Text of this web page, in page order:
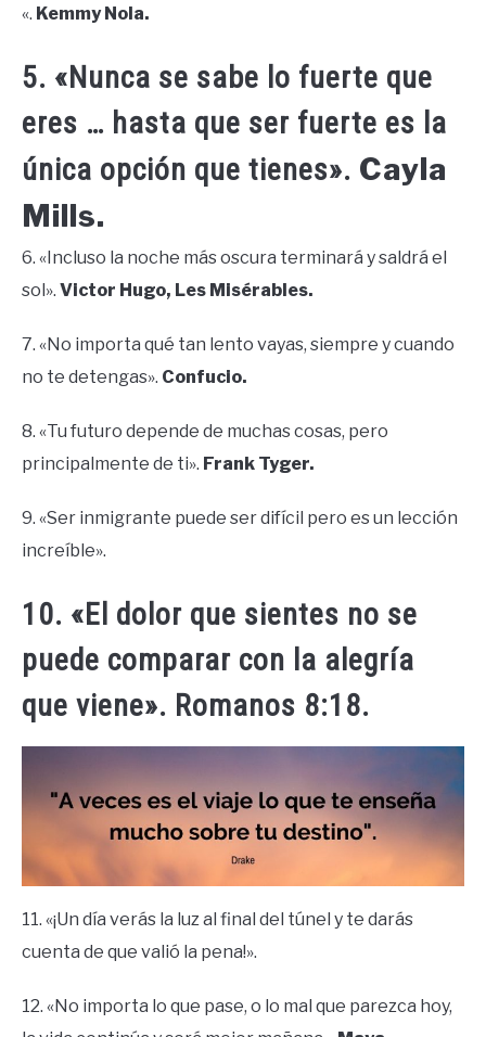
«. Kemmy Nola.
5. «Nunca se sabe lo fuerte que
eres … hasta que ser fuerte es la
única opción que tienes». Cayla
Mills.
6. «Incluso la noche más oscura terminará y saldrá el
sol». Victor Hugo, Les Misérables.
7. «No importa qué tan lento vayas, siempre y cuando
no te detengas». Confucio.
8. «Tu futuro depende de muchas cosas, pero
principalmente de ti». Frank Tyger.
9. «Ser inmigrante puede ser difícil pero es un lección
increíble».
10. «El dolor que sientes no se
puede comparar con la alegría
que viene». Romanos 8:18.
11. «¡Un día verás la luz al final del túnel y te darás
cuenta de que valió la pena!».
12. «No importa lo que pase, o lo mal que parezca hoy,